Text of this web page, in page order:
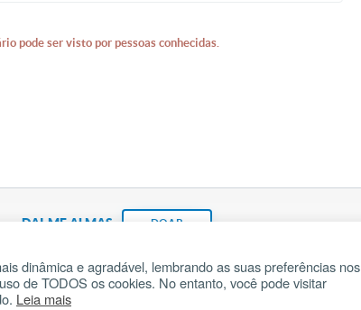
pode ser visto por pessoas conhecidas.
DAI-ME ALMAS DOAR
Fundação João Paulo II Pedido de Oração
dinâmica e agradável, lembrando as suas preferências nos
de TODOS os cookies. No entanto, você pode visitar
Leia mais